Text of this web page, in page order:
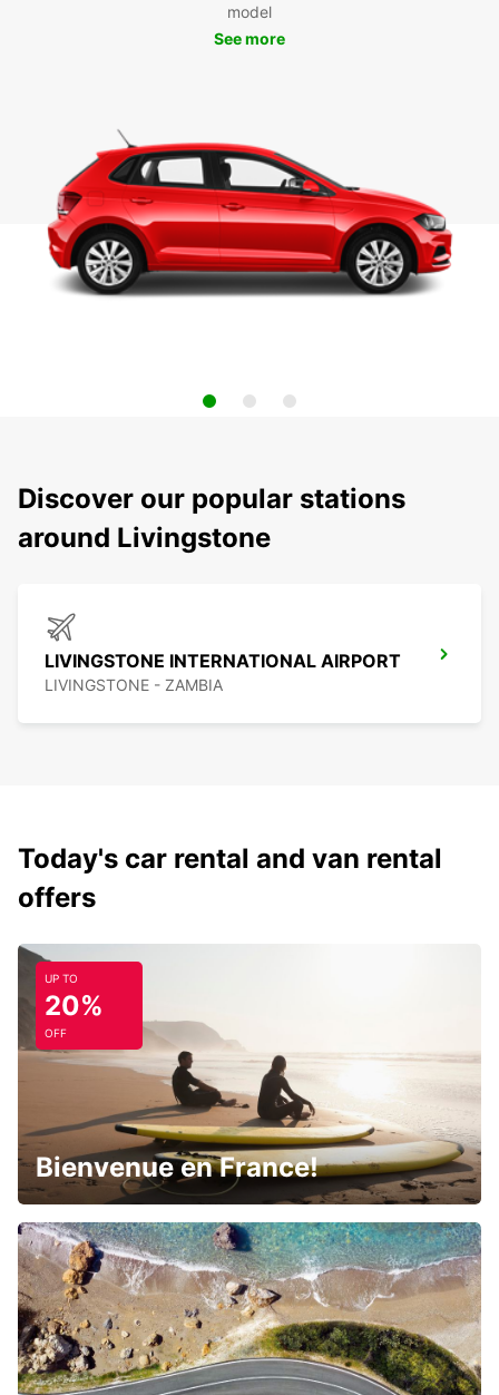
model
See more
Discover our popular stations
around Livingstone
LIVINGSTONE INTERNATIONAL AIRPORT
LIVINGSTONE - ZAMBIA
Today's car rental and van rental
offers
UP TO
20%
OFF
Bienvenue en France!